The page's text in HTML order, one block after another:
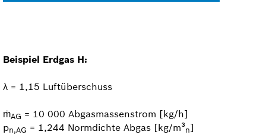
Beispiel Erdgas H:
λ = 1,15 Luftüberschuss
ṁAG = 10 000 Abgasmassenstrom [kg/h]
pn,AG = 1,244 Normdichte Abgas [kg/m³n]